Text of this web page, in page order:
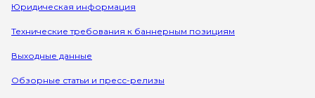
Юридическая информация
Технические требования к баннерным позициям
Выходные данные
Обзорные статьи и пресс-релизы